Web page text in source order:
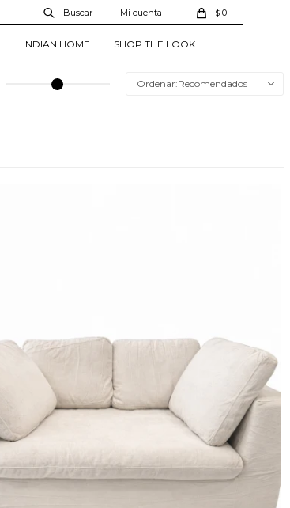
INDIAN HOME SHOP THE LOOK
$ 0
Recomendados